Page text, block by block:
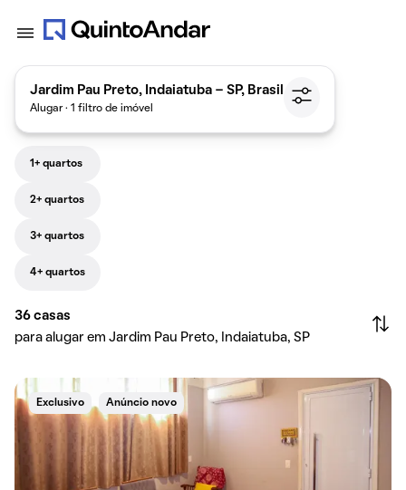
Jardim Pau Preto, Indaiatuba - SP, Brasil
Alugar · 1 filtro de imóvel
1+ quartos
2+ quartos
3+ quartos
4+ quartos
36 casas
para alugar em Jardim Pau Preto, Indaiatuba, SP
Exclusivo Anúncio novo